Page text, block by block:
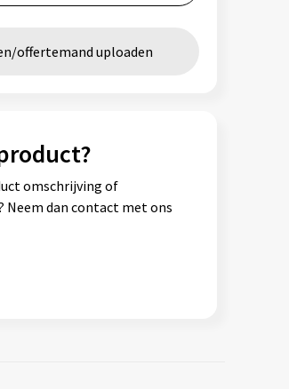
offertemand uploaden
omschrijving of
Neem dan contact met ons